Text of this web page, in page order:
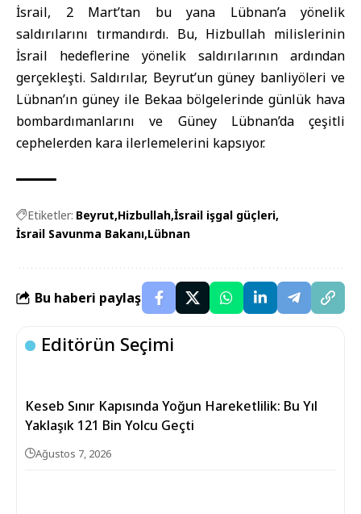
İsrail, 2 Mart’tan bu yana Lübnan’a yönelik
saldırılarını tırmandırdı. Bu, Hizbullah milislerinin
İsrail hedeflerine yönelik saldırılarının ardından
gerçekleşti. Saldırılar, Beyrut’un güney banliyöleri ve
Lübnan’ın güney ile Bekaa bölgelerinde günlük hava
bombardımanlarını ve Güney Lübnan’da çeşitli
cephelerden kara ilerlemelerini kapsıyor.
Etiketler: Beyrut Hizbullah İsrail işgal güçleri
İsrail Savunma Bakanı Lübnan
Bu haberi paylaş
Editörün Seçimi
Keseb Sınır Kapısında Yoğun Hareketlilik: Bu Yıl
Yaklaşık 121 Bin Yolcu Geçti
Ağustos 7, 2026